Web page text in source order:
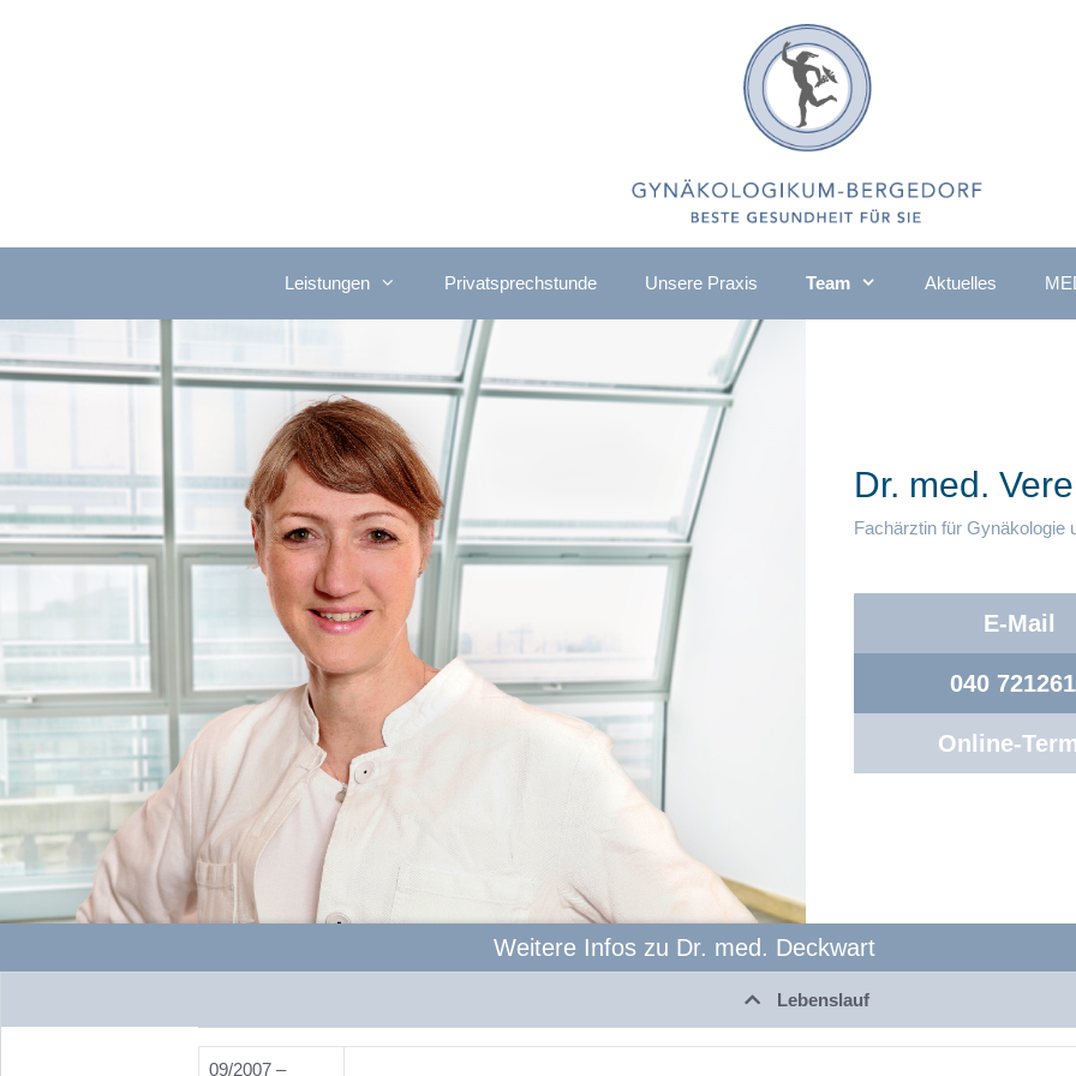
Leistungen Privatsprechstunde Unsere Praxis Team Aktuelles
Dr. med.
Fachärztin für Gynäkologie
E-Mail
040
Online-
Weitere Infos zu Dr. med. Deckwart
Lebenslauf
09/2007 –